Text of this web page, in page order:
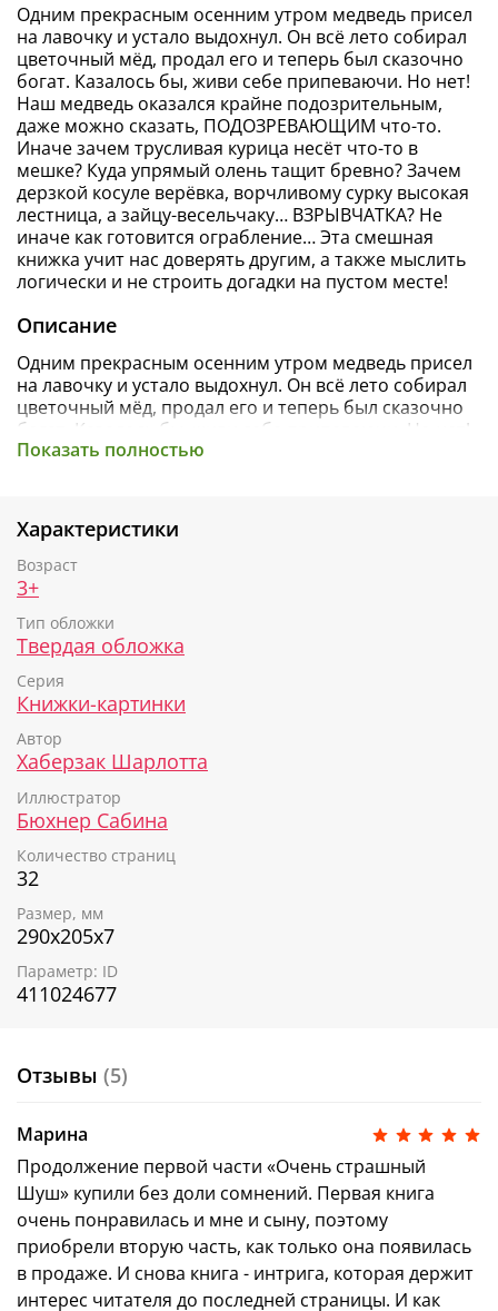
Одним прекрасным осенним утром медведь присел
на лавочку и устало выдохнул. Он всё лето собирал
цветочный мёд, продал его и теперь был сказочно
богат. Казалось бы, живи себе припеваючи. Но нет!
Наш медведь оказался крайне подозрительным,
даже можно сказать, ПОДОЗРЕВАЮЩИМ что-то.
Иначе зачем трусливая курица несёт что-то в
мешке? Куда упрямый олень тащит бревно? Зачем
дерзкой косуле верёвка, ворчливому сурку высокая
лестница, а зайцу-весельчаку… ВЗРЫВЧАТКА? Не
иначе как готовится ограбление… Эта смешная
книжка учит нас доверять другим, а также мыслить
логически и не строить догадки на пустом месте!
Описание
Одним прекрасным осенним утром медведь присел
на лавочку и устало выдохнул. Он всё лето собирал
цветочный мёд, продал его и теперь был сказочно
богат. Казалось бы, живи себе припеваючи. Но нет!
Наш медведь оказался крайне подозрительным,
мешке? Куда упрямый олень тащит бревно? Зачем
дерзкой косуле верёвка, ворчливому сурку высокая
лестница, а зайцу-весельчаку… ВЗРЫВЧАТКА? Не
иначе как готовится ограбление…
Эта смешная книжка учит нас доверять другим, а
также мыслить логически и не строить догадки на
пустом месте!
Показать полностью
Характеристики
Возраст
3+
Тип обложки
Твердая обложка
Серия
Книжки-картинки
Автор
Хаберзак Шарлотта
Иллюстратор
Бюхнер Сабина
Количество страниц
32
Размер, мм
290х205х7
Параметр: ID
411024677
Отзывы (5)
Марина
Продолжение первой части «Очень страшный
Шуш» купили без доли сомнений. Первая книга
очень понравилась и мне и сыну, поэтому
приобрели вторую часть, как только она появилась
в продаже. И снова книга - интрига, которая держит
интерес читателя до последней страницы. И как